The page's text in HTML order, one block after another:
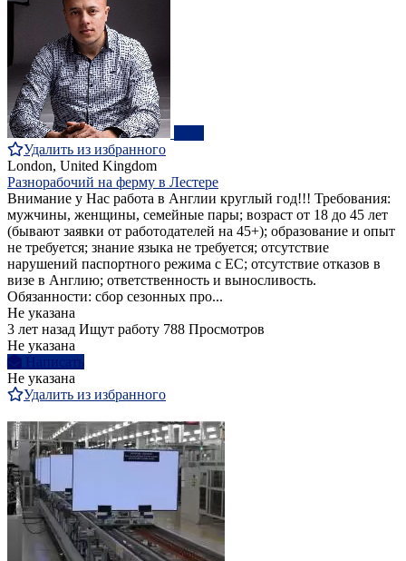
Удалить из избранного
London, United Kingdom
Разнорабочий на ферму в Лестере
Внимание у Нас работа в Англии круглый год!!! Требования:
мужчины, женщины, семейные пары; возраст от 18 до 45 лет
(бывают заявки от работодателей на 45+); образование и опыт
не требуется; знание языка не требуется; отсутствие
нарушений паспортного режима с ЕС; отсутствие отказов в
визе в Англию; ответственность и выносливость.
Обязанности: сбор сезонных про...
Не указана
3 лет назад Ищут работу 788 Просмотров
Не указана
Написать
Не указана
Удалить из избранного